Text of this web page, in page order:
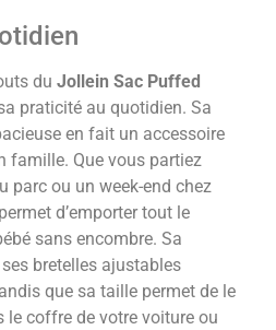
du Jollein Sac Puffed
praticité au quotidien. Sa
en fait un accessoire
famille. Que vous partiez
parc ou un week-end chez
d’emporter tout le
sans encombre. Sa
bretelles ajustables
que sa taille permet de le
coffre de votre voiture ou